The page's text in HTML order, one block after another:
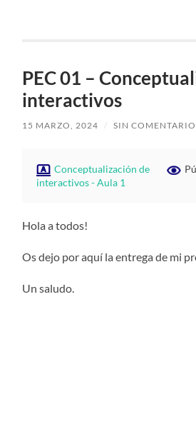
PEC 01 –
interactivos
15 MARZO, 2024 / SIN
Conceptualización de
interactivos - Aula 1
Hola a todos!
Os dejo por aquí la entrega de mi
Un saludo.